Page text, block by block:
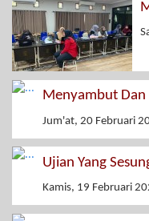
Menyambut
Jum'at, 20 Februari
Ujian Yang
Kamis, 19 Februari